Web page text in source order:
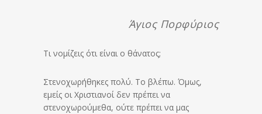
Άγιος Πορφύριος
Tι νομίζεις ότι είναι ο θάνατος;
Στενοχωρήθηκες πολύ. Το βλέπω. Όμως,
εμείς οι Χριστιανοί δεν πρέπει να
στενοχωρούμεθα, ούτε πρέπει να μας